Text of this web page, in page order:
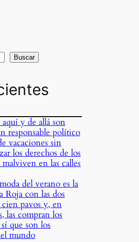
Buscar
y de allá son
responsable político
vacaciones sin
los derechos de los
en las calles
del verano es la
Roja con las dos
cien pavos y, en
las compran los
que son los
mundo